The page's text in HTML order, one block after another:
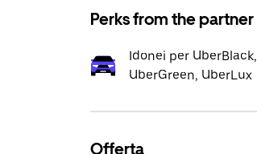
Perks from the partner
Idonei per UberBlack,
UberGreen, UberLux
Offerta